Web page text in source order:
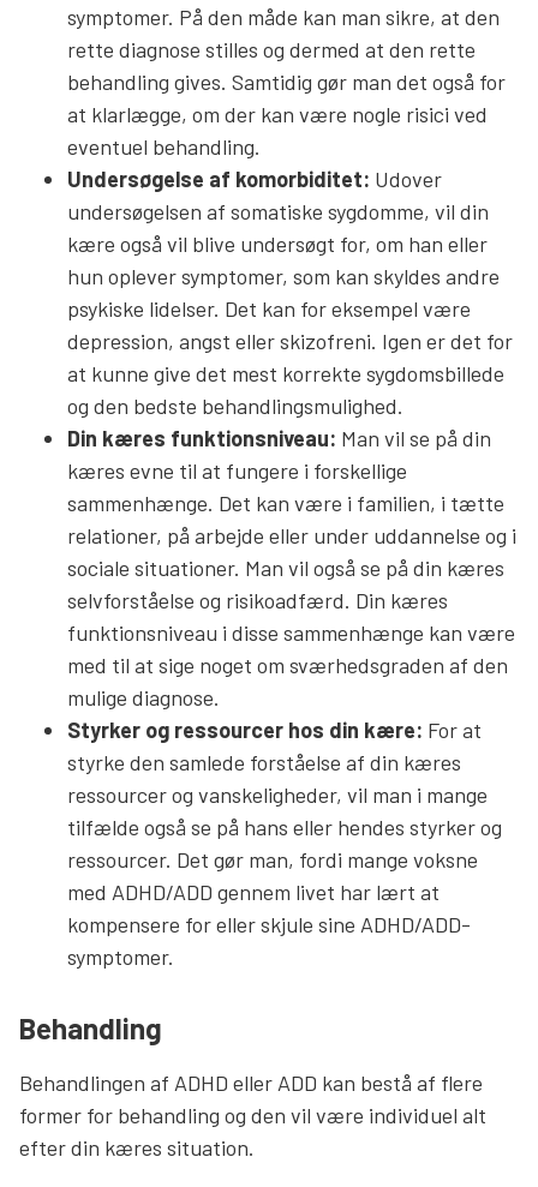
symptomer. På den måde kan man sikre, at den
rette diagnose stilles og dermed at den rette
behandling gives. Samtidig gør man det også for
at klarlægge, om der kan være nogle risici ved
eventuel behandling.
Undersøgelse af komorbiditet: Udover
undersøgelsen af somatiske sygdomme, vil din
kære også vil blive undersøgt for, om han eller
hun oplever symptomer, som kan skyldes andre
psykiske lidelser. Det kan for eksempel være
depression, angst eller skizofreni. Igen er det for
at kunne give det mest korrekte sygdomsbillede
og den bedste behandlingsmulighed.
Din kæres funktionsniveau: Man vil se på din
kæres evne til at fungere i forskellige
sammenhænge. Det kan være i familien, i tætte
relationer, på arbejde eller under uddannelse og i
sociale situationer. Man vil også se på din kæres
selvforståelse og risikoadfærd. Din kæres
funktionsniveau i disse sammenhænge kan være
med til at sige noget om sværhedsgraden af den
mulige diagnose.
Styrker og ressourcer hos din kære: For at
styrke den samlede forståelse af din kæres
ressourcer og vanskeligheder, vil man i mange
tilfælde også se på hans eller hendes styrker og
ressourcer. Det gør man, fordi mange voksne
med ADHD/ADD gennem livet har lært at
kompensere for eller skjule sine ADHD/ADD-
symptomer.
Behandling
Behandlingen af ADHD eller ADD kan bestå af flere
former for behandling og den vil være individuel alt
efter din kæres situation.